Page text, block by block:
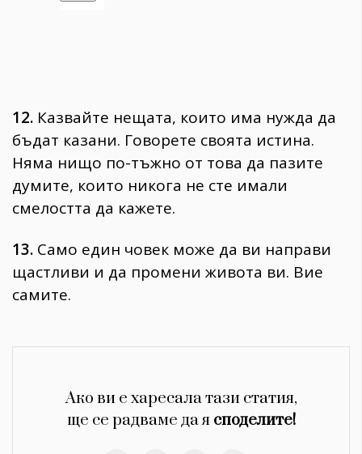
12. Казвайте нещата, които има нужда да
бъдат казани. Говорете своята истина.
Няма нищо по-тъжно от това да пазите
думите, които никога не сте имали
смелостта да кажете.
13. Само един човек може да ви направи
щастливи и да промени живота ви. Вие
самите.
Ако ви е харесала тази статия,
ще се радваме да я споделите!